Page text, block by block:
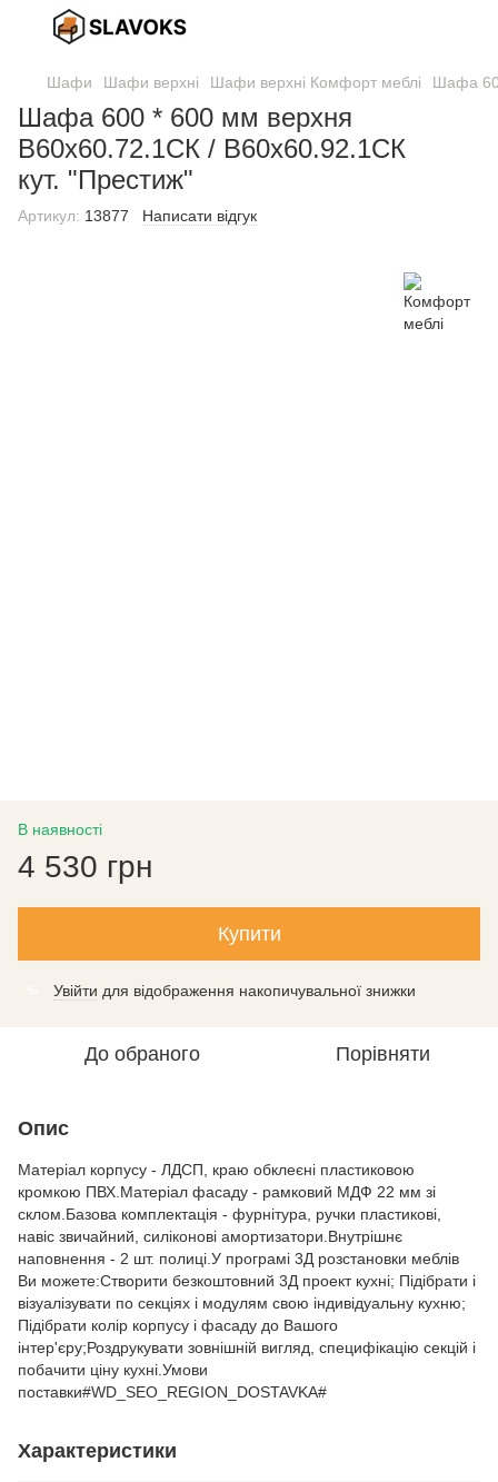
Шафи Шафи верхні Шафи верхні Комфорт меблі Шафа
Шафа 600 * 600 мм верхня
В60х60.72.1СК / В60х60.92.1СК
кут. "Престиж"
Артикул: 13877 Написати відгук
В наявності
4 530 грн
Купити
Увійти для відображення накопичувальної знижки
До обраного Порівняти
Опис
Матеріал корпусу - ЛДСП, краю обклеєні пластиковою
кромкою ПВХ.Матеріал фасаду - рамковий МДФ 22 мм зі
склом.Базова комплектація - фурнітура, ручки пластикові,
навіс звичайний, силіконові амортизатори.Внутрішнє
наповнення - 2 шт. полиці.У програмі 3Д розстановки меблів
Ви можете:Створити безкоштовний 3Д проект кухні; Підібрати і
візуалізувати по секціях і модулям свою індивідуальну кухню;
Підібрати колір корпусу і фасаду до Вашого
інтер'єру;Роздрукувати зовнішній вигляд, специфікацію секцій і
побачити ціну кухні.Умови
поставки#WD_SEO_REGION_DOSTAVKA#
Характеристики